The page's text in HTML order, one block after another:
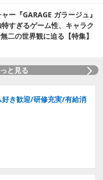
ー『GARAGE ガラージュ』
すぎるゲーム性、キャラク
二の世界観に迫る【特集】
と見る
き歓迎/研修充実/有給消